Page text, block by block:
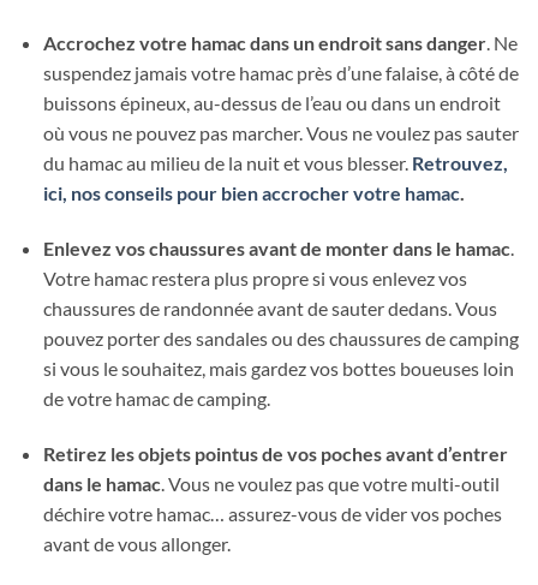
Accrochez votre hamac dans un endroit sans danger. Ne
suspendez jamais votre hamac près d’une falaise, à côté de
buissons épineux, au-dessus de l’eau ou dans un endroit
où vous ne pouvez pas marcher. Vous ne voulez pas sauter
du hamac au milieu de la nuit et vous blesser. Retrouvez,
ici, nos conseils pour bien accrocher votre hamac.
Enlevez vos chaussures avant de monter dans le hamac.
Votre hamac restera plus propre si vous enlevez vos
chaussures de randonnée avant de sauter dedans. Vous
pouvez porter des sandales ou des chaussures de camping
si vous le souhaitez, mais gardez vos bottes boueuses loin
de votre hamac de camping.
Retirez les objets pointus de vos poches avant d’entrer
dans le hamac . Vous ne voulez pas que votre multi-outil
déchire votre hamac… assurez-vous de vider vos poches
avant de vous allonger.